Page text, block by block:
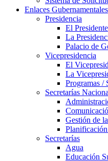
Enlaces Gubernamentales
Presidencia
El Presidente
La
Palacio de
Vicepresidencia
El
La
Programas /
Secretarías
Gestión de
Secretarías
Agua
Educación